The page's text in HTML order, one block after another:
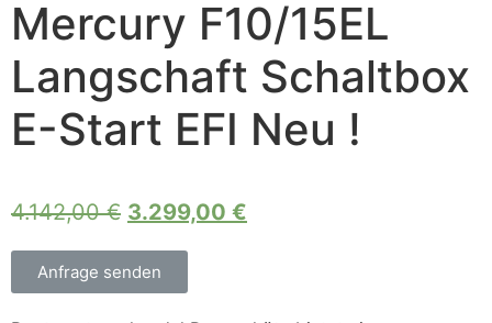
Mercury F10/15EL
Langschaft Schaltbox
E-Start EFI Neu !
4.142,00€ 3.299,00 €
Anfrage senden